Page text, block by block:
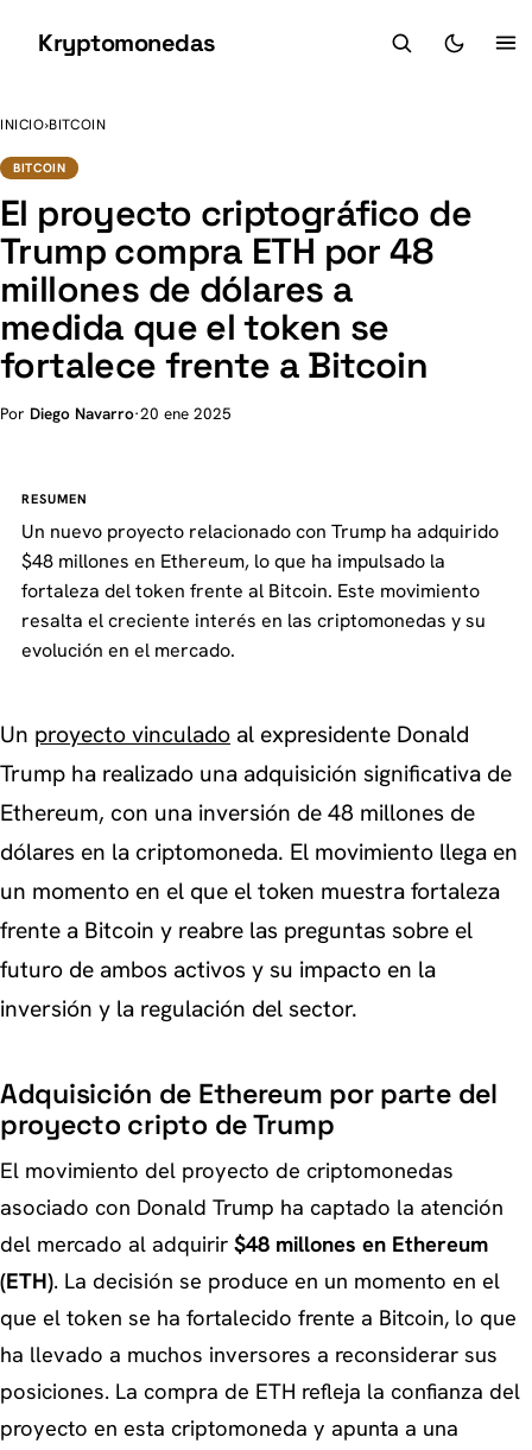
Kryptomonedas
INICIO›BITCOIN
BITCOIN
El proyecto criptográfico de
Trump compra ETH por 48
millones de dólares a
medida que el token se
fortalece frente a Bitcoin
Por Diego Navarro·20 ene 2025
RESUMEN
Un nuevo proyecto relacionado con Trump ha adquirido
$48 millones en Ethereum, lo que ha impulsado la
fortaleza del token frente al Bitcoin. Este movimiento
resalta el creciente interés en las criptomonedas y su
evolución en el mercado.
Un proyecto vinculado al expresidente Donald
Trump ha realizado una adquisición significativa de
Ethereum, con una inversión de 48 millones de
dólares en la criptomoneda. El movimiento llega en
un momento en el que el token muestra fortaleza
frente a Bitcoin y reabre las preguntas sobre el
futuro de ambos activos y su impacto en la
inversión y la regulación del sector.
Adquisición de Ethereum por parte del
proyecto cripto de Trump
El movimiento del proyecto de criptomonedas
asociado con Donald Trump ha captado la atención
del mercado al adquirir $48 millones en Ethereum
(ETH). La decisión se produce en un momento en el
que el token se ha fortalecido frente a Bitcoin, lo que
ha llevado a muchos inversores a reconsiderar sus
posiciones. La compra de ETH refleja la confianza del
proyecto en esta criptomoneda y apunta a una